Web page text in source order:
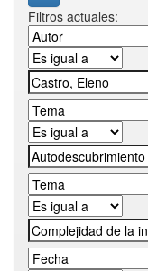
Filtros actuales: